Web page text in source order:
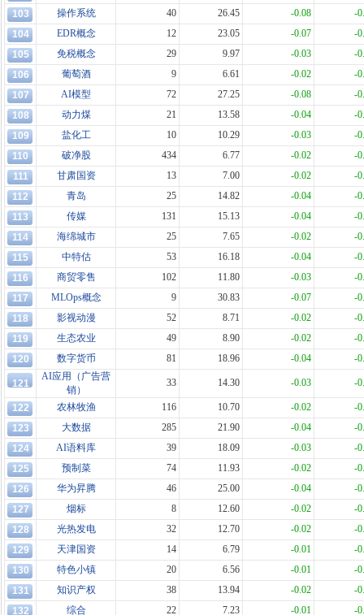
103
操作系统 40 26.45 -0.08
-
104
EDR概念 12 23.05 -0.07
-
105
免税概念 29 9.97 -0.03
-
106
葡萄酒 9 6.61 -0.02
-
107
AI模型 72 27.25 -0.08
-
108
动力煤 21 13.58 -0.04
-
109
盐化工 10 10.29 -0.03
-
110
破净股 434 6.77 -0.02
-
111
甘肃国资 13 7.00 -0.02
-
112
青岛 25 14.82 -0.04
-
113
传媒 131 15.13 -0.04
-
114
海绵城市 25 7.65 -0.02
-
115
中特估 53 16.18 -0.04
-
116
商贸零售 102 11.80 -0.03
-
117
MLOps概念 9 30.83 -0.07
-
118
影视动漫 52 8.71 -0.02
-
119
生态农业 49 8.90 -0.02
-
120
数字货币 81 18.96 -0.04 -
121
AI应用（广告营
销）
33 14.30 -0.03 -
122 农林牧渔 116 10.70 -0.02
-
123
大数据 285 21.90 -0.04
-
124
AI语料库 39 18.09 -0.03
-
125
预制菜 74 11.93 -0.02
-
126
华为昇腾 46 25.00 -0.04
-
127
烟标 8 12.60 -0.02
-
128
光热发电 32 12.70 -0.02
-
129
天津国资 14 6.79 -0.01
-
130
特色小镇 20 6.56 -0.01
-
131
知识产权 38 13.94 -0.02
-
132
综合 22 7.23 -0.01 -